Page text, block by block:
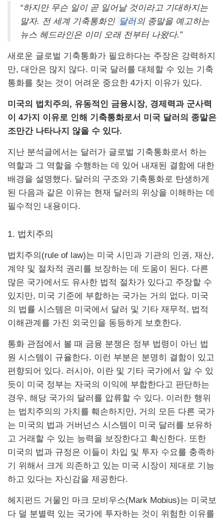
“하지만 무슨 일이 곧 일어날 것이라고 기대하지는
말자. 전 세계 기축통화인 달러의 종말을 예고하는
뉴스 헤드라인은 이미 오래 전부터 나왔다.”
새로운 글로벌 기축통화가 필요하다는 주장은 강력하지
만, 대안은 많지 않다. 미국 달러를 대체할 수 있는 기축
통화를 찾는 것이 어려운 중요한 4가지 이유가 있다.
미국의 법치주의, 유동적인 금융시장, 경제력과 군사력
이 4가지 이유로 인해 기축통화로서 미국 달러의 종말은
조만간 나타나지 않을 수 있다.
지난 분석글에서는 달러가 글로벌 기축통화로서 하는
역할과 그 역할을 수행하는 데 있어 내재된 결함에 대한
배경을 설명했다. 달러의 구조와 기축통화로 탄생하게
된 다음과 같은 이유는 현재 달러의 위상을 이해하는 데
필수적인 내용이다.
1. 법치주의
법치주의(rule of law)는 미국 시민과 기관의 인권, 재산,
계약 및 절차적 권리를 보장하는 데 도움이 된다. 다른
많은 국가에서도 유사한 법적 절차가 있다고 주장할 수
있지만, 미국 기준에 부합하는 국가는 거의 없다. 미국
의 법률 시스템은 미국에서 달러 및 기타 재무적, 법적
이해관계를 가진 외국인을 동등하게 보호한다.
통화 관점에서 볼 때 금융 분쟁은 정부 법령이 아닌 법
원 시스템이 규율한다. 이런 부분은 분명히 결함이 있고
편향되어 있다. 러시아, 이란 및 기타 국가에서 알 수 있
듯이 미국 정부는 자국의 이익에 부합한다고 판단하는
경우, 해당 국가의 달러를 압류할 수 있다. 이러한 행위
는 법치주의의 가치를 훼손하지만, 거의 모든 다른 국가
는 미국의 법과 거버넌스 시스템이 미국 달러를 보유하
고 거래할 수 있는 능력을 보장한다고 확신한다. 또한
미국의 법과 규정은 이들이 차입 및 투자 수요를 충족하
기 위해서 크게 의존하고 있는 미국 시장이 제대로 기능
하고 있다는 자신감을 제공한다.
헤지펀드 거물인 마크 모비우스(Mark Mobius)는 미국보
다 덜 분별력 있는 국가에 투자하는 것이 위험한 이유를